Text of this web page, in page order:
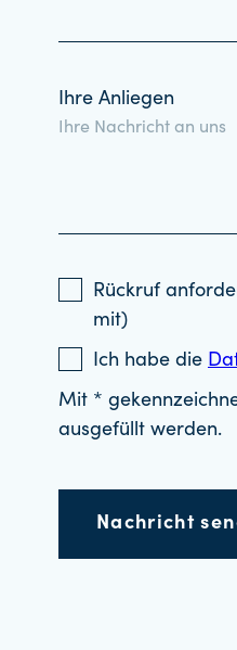
Ihre Anliegen
Rückruf
mit)
Ich habe die
Mit *
ausgefüllt werden.
Nachricht